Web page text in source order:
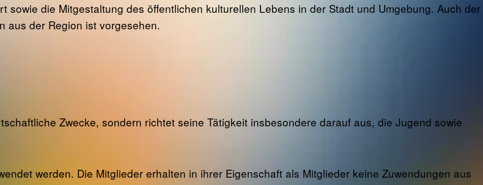
die Mitgestaltung des öffentlichen kulturellen Lebens in der Stadt und Umgebung. Auch der
aus der Region ist vorgesehen.
Zwecke, sondern richtet seine Tätigkeit insbesondere darauf aus, die Jugend sowie
werden. Die Mitglieder erhalten in ihrer Eigenschaft als Mitglieder keine Zuwendungen aus